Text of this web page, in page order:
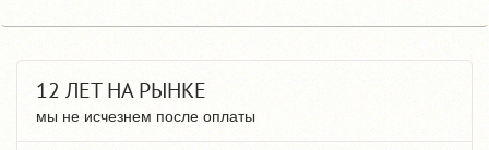
12 ЛЕТ НА РЫНКЕ
мы не исчезнем после оплаты